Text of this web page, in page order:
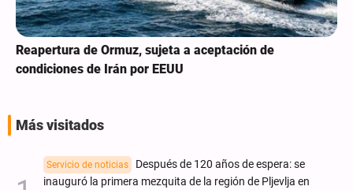
Reapertura de Ormuz, sujeta a aceptación de
condiciones de Irán por EEUU
Más visitados
Servicio de noticias
Después de 120 años de espera: se
inauguró la primera mezquita de la región de Pljevlja en